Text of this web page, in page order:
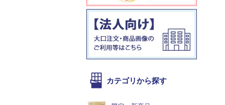
カテゴリから探す